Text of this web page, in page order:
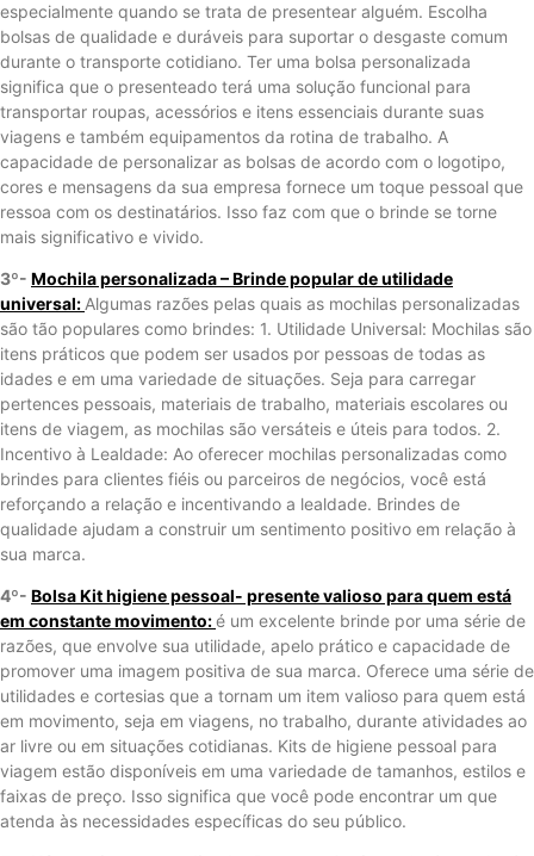
especialmente quando se trata de presentear alguém. Escolha
bolsas de qualidade e duráveis para suportar o desgaste comum
durante o transporte cotidiano. Ter uma bolsa personalizada
significa que o presenteado terá uma solução funcional para
transportar roupas, acessórios e itens essenciais durante suas
viagens e também equipamentos da rotina de trabalho. A
capacidade de personalizar as bolsas de acordo com o logotipo,
cores e mensagens da sua empresa fornece um toque pessoal que
ressoa com os destinatários. Isso faz com que o brinde se torne
mais significativo e vivido.
3º- Mochila personalizada – Brinde popular de utilidade
universal: Algumas razões pelas quais as mochilas personalizadas
são tão populares como brindes: 1. Utilidade Universal: Mochilas são
itens práticos que podem ser usados ​​por pessoas de todas as
idades e em uma variedade de situações. Seja para carregar
pertences pessoais, materiais de trabalho, materiais escolares ou
itens de viagem, as mochilas são versáteis e úteis para todos. 2.
Incentivo à Lealdade: Ao oferecer mochilas personalizadas como
brindes para clientes fiéis ou parceiros de negócios, você está
reforçando a relação e incentivando a lealdade. Brindes de
qualidade ajudam a construir um sentimento positivo em relação à
sua marca.
4º- Bolsa Kit higiene pessoal- presente valioso para quem está
em constante movimento:é um excelente brinde por uma série de
razões, que envolve sua utilidade, apelo prático e capacidade de
promover uma imagem positiva de sua marca. Oferece uma série de
utilidades e cortesias que a tornam um item valioso para quem está
em movimento, seja em viagens, no trabalho, durante atividades ao
ar livre ou em situações cotidianas. Kits de higiene pessoal para
viagem estão disponíveis em uma variedade de tamanhos, estilos e
faixas de preço. Isso significa que você pode encontrar um que
atenda às necessidades específicas do seu público.